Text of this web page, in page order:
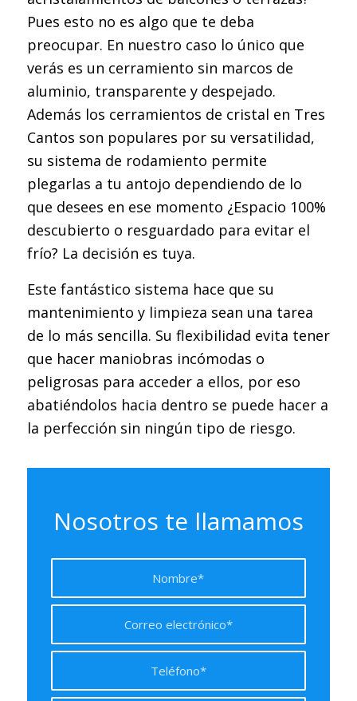
Pues esto no es algo que te deba
preocupar. En nuestro caso lo único que
verás es un cerramiento sin marcos de
aluminio, transparente y despejado.
Además los cerramientos de cristal en Tres
Cantos son populares por su versatilidad,
su sistema de rodamiento permite
plegarlas a tu antojo dependiendo de lo
que desees en ese momento ¿Espacio 100%
descubierto o resguardado para evitar el
frío? La decisión es tuya.
Este fantástico sistema hace que su
mantenimiento y limpieza sean una tarea
de lo más sencilla. Su flexibilidad evita tener
que hacer maniobras incómodas o
peligrosas para acceder a ellos, por eso
abatiéndolos hacia dentro se puede hacer a
la perfección sin ningún tipo de riesgo.
Nosotros te llamamos